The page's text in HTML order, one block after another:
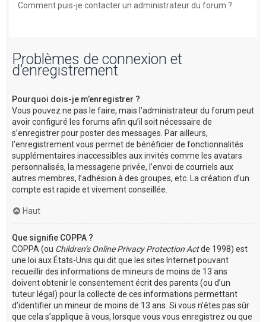
Comment puis-je contacter un administrateur du forum ?
Problèmes de connexion et
d’enregistrement
Pourquoi dois-je m’enregistrer ?
Vous pouvez ne pas le faire, mais l’administrateur du forum peut
avoir configuré les forums afin qu’il soit nécessaire de
s’enregistrer pour poster des messages. Par ailleurs,
l’enregistrement vous permet de bénéficier de fonctionnalités
supplémentaires inaccessibles aux invités comme les avatars
personnalisés, la messagerie privée, l’envoi de courriels aux
autres membres, l’adhésion à des groupes, etc. La création d’un
compte est rapide et vivement conseillée.
Haut
Que signifie COPPA ?
COPPA (ou Children’s Online Privacy Protection Actde 1998) est
une loi aux États-Unis qui dit que les sites Internet pouvant
recueillir des informations de mineurs de moins de 13 ans
doivent obtenir le consentement écrit des parents (ou d’un
tuteur légal) pour la collecte de ces informations permettant
d’identifier un mineur de moins de 13 ans. Si vous n’êtes pas sûr
que cela s’applique à vous, lorsque vous vous enregistrez ou que